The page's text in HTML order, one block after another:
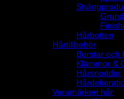
Hårbotten
Hårtillbehör
Borstar och
Klämmor &
Hårsnoddar
Varumärken hår